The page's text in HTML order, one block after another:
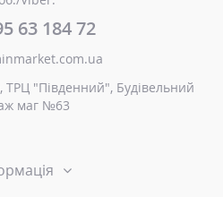
63 184 72
"Південний", Будівельний
маг №63